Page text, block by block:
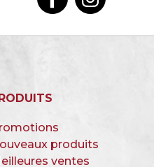
produits
ventes